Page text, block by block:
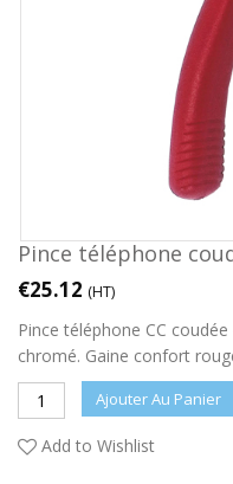
Pince téléphone
€25.12 (HT)
Pince téléphone CC
chromé. Gaine confort
Ajouter Au Panier
Add to Wishlist